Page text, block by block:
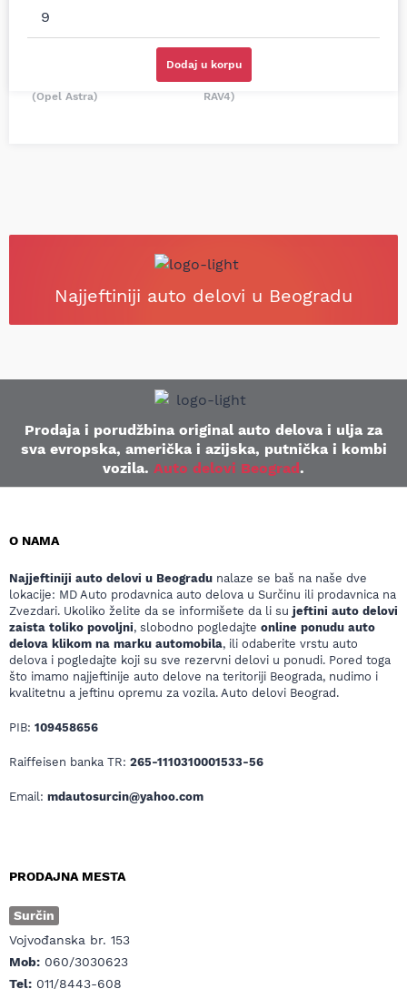
Dodaj u korpu
proizvođača i
odgovarajuću opremu.
Svetlana Večerinović, Beograd
(Opel Astra)
odgovarajućeg
proizvođača.
Stefan Savić, Beograd (Toyota
RAV4)
Najjeftiniji auto delovi u Beogradu
Prodaja i porudžbina original auto delova i ulja za
sva evropska, američka i azijska, putnička i kombi
vozila. Auto delovi Beograd.
O NAMA
Najjeftiniji auto delovi u Beogradu nalaze se baš na naše dve
lokacije: MD Auto prodavnica auto delova u Surčinu ili prodavnica na
Zvezdari. Ukoliko želite da se informišete da li su jeftini auto delovi
zaista toliko povoljni, slobodno pogledajte online ponudu auto
delova klikom na marku automobila, ili odaberite vrstu auto
delova i pogledajte koji su sve rezervni delovi u ponudi. Pored toga
što imamo najjeftinije auto delove na teritoriji Beograda, nudimo i
kvalitetnu a jeftinu opremu za vozila. Auto delovi Beograd.
PIB: 109458656
Raiffeisen banka TR: 265-1110310001533-56
Email: mdautosurcin@yahoo.com
PRODAJNA MESTA
Surčin
Vojvođanska br. 153
Mob: 060/3030623
Tel: 011/8443-608